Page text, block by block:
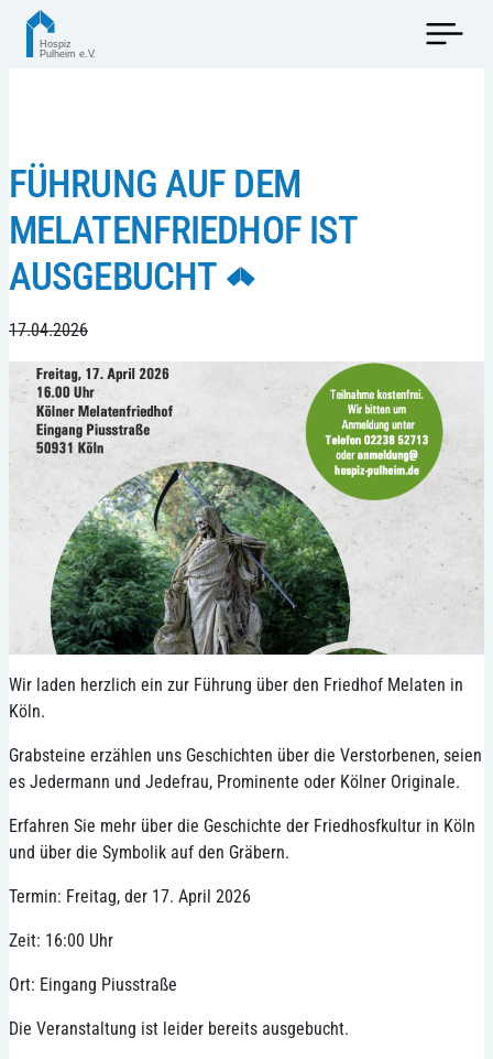
FÜHRUNG AUF DEM
MELATENFRIEDHOF IST
AUSGEBUCHT
17.04.2026
Wir laden herzlich ein zur Führung über den Friedhof Melaten in
Köln.
Grabsteine erzählen uns Geschichten über die Verstorbenen, seien
es Jedermann und Jedefrau, Prominente oder Kölner Originale.
Erfahren Sie mehr über die Geschichte der Friedhosfkultur in Köln
und über die Symbolik auf den Gräbern.
Termin: Freitag, der 17. April 2026
Zeit: 16:00 Uhr
Ort: Eingang Piusstraße
Die Veranstaltung ist leider bereits ausgebucht.